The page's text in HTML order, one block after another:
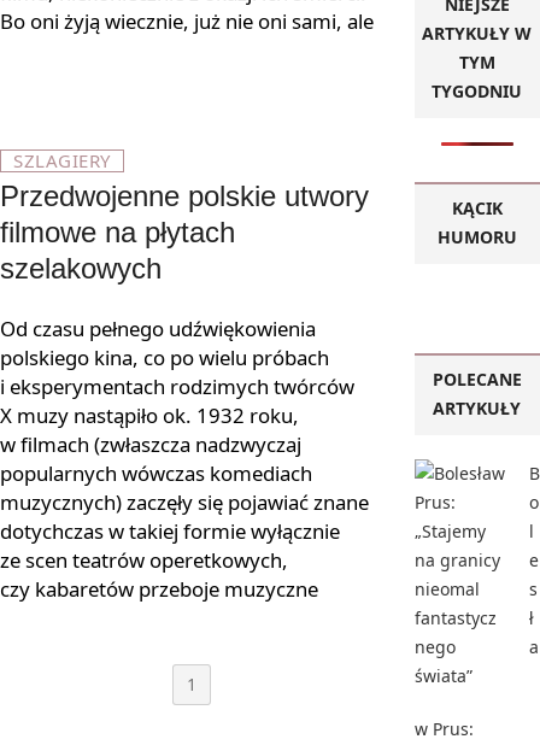
Bo oni żyją wiecznie, już nie oni sami, ale
SZLAGIERY
Przedwojenne polskie utwory
filmowe na płytach
szelakowych
Od czasu pełnego udźwiękowienia
polskiego kina, co po wielu próbach
i eksperymentach rodzimych twórców
X muzy nastąpiło ok. 1932 roku,
w filmach (zwłaszcza nadzwyczaj
popularnych wówczas komediach
muzycznych) zaczęły się pojawiać znane
dotychczas w takiej formie wyłącznie
ze scen teatrów operetkowych,
czy kabaretów przeboje muzyczne
1
ARTYKUŁY W
TYM
TYGODNIU
KĄCIK
HUMORU
POLECANE
ARTYKUŁY
B
o
l
e
s
ł
a
w Prus: